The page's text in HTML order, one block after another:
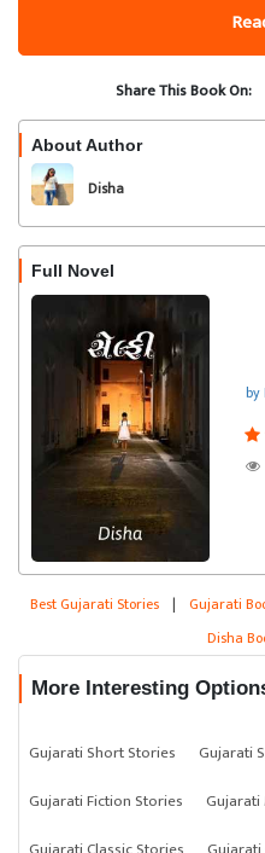
Share This Book On:
About Author
Disha
Full Novel
by
Best Gujarati Stories | Gujarati
Disha
More Interesting
Gujarati Short Stories
Gujarati
Gujarati Fiction Stories